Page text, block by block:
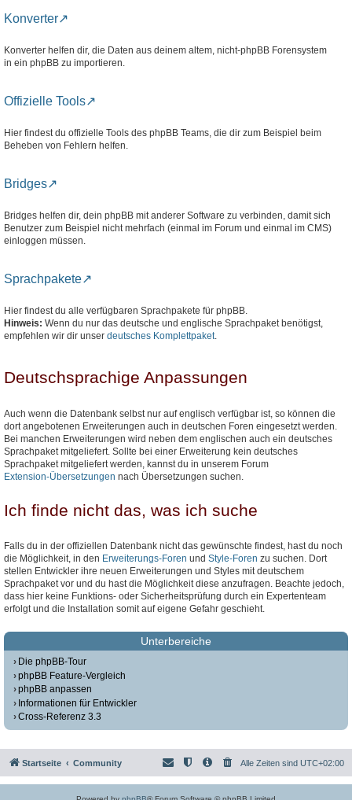
Konverter
Konverter helfen dir, die Daten aus deinem altem, nicht-phpBB Forensystem
in ein phpBB zu importieren.
Offizielle Tools
Hier findest du offizielle Tools des phpBB Teams, die dir zum Beispiel beim
Beheben von Fehlern helfen.
Bridges
Bridges helfen dir, dein phpBB mit anderer Software zu verbinden, damit sich
Benutzer zum Beispiel nicht mehrfach (einmal im Forum und einmal im CMS)
einloggen müssen.
Sprachpakete
Hier findest du alle verfügbaren Sprachpakete für phpBB.
Hinweis: Wenn du nur das deutsche und englische Sprachpaket benötigst,
empfehlen wir dir unser deutsches Komplettpaket.
Deutschsprachige Anpassungen
Auch wenn die Datenbank selbst nur auf englisch verfügbar ist, so können die
dort angebotenen Erweiterungen auch in deutschen Foren eingesetzt werden.
Bei manchen Erweiterungen wird neben dem englischen auch ein deutsches
Sprachpaket mitgeliefert. Sollte bei einer Erweiterung kein deutsches
Sprachpaket mitgeliefert werden, kannst du in unserem Forum
Extension-Übersetzungen nach Übersetzungen suchen.
Ich finde nicht das, was ich suche
Falls du in der offiziellen Datenbank nicht das gewünschte findest, hast du noch
die Möglichkeit, in den Erweiterungs-Foren und Style-Foren zu suchen. Dort
stellen Entwickler ihre neuen Erweiterungen und Styles mit deutschem
Sprachpaket vor und du hast die Möglichkeit diese anzufragen. Beachte jedoch,
dass hier keine Funktions- oder Sicherheitsprüfung durch ein Expertenteam
erfolgt und die Installation somit auf eigene Gefahr geschieht.
Unterbereiche
Die phpBB-Tour
phpBB Feature-Vergleich
phpBB anpassen
Informationen für Entwickler
Cross-Referenz 3.3
Startseite Community Alle Zeiten sind UTC+02:00